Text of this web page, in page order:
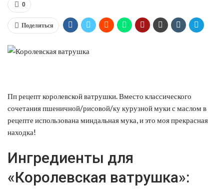
0
Поделиться
Пп рецепт королевской ватрушки. Вместо классического
сочетания пшеничной/рисовой/ку курузной муки с маслом в
рецепте использована миндальная мука, и это моя прекрасная
находка!
Ингредиенты для
«Королевская ватрушка»: